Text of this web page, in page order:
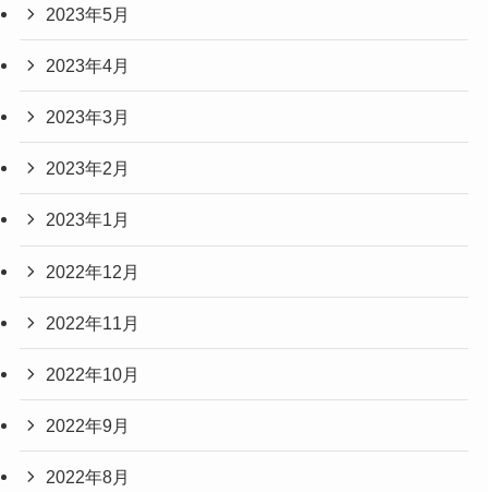
2023年5月
2023年4月
2023年3月
2023年2月
2023年1月
2022年12月
2022年11月
2022年10月
2022年9月
2022年8月